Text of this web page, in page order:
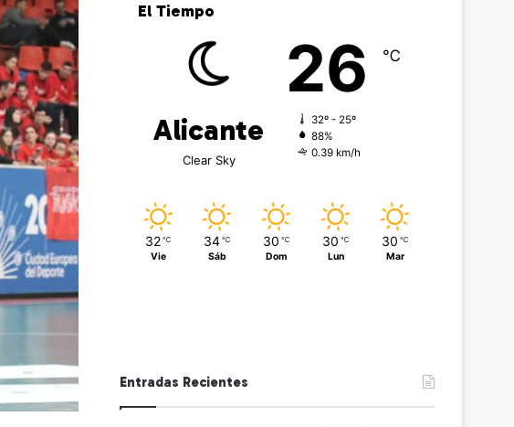
El Tiempo
Alicante
Clear Sky
26 ℃
32º - 25º
88%
0.39 km/h
32 ℃
Vie
34 ℃
Sáb
30 ℃
Dom
30 ℃
Lun
30 ℃
Mar
Entradas Recientes